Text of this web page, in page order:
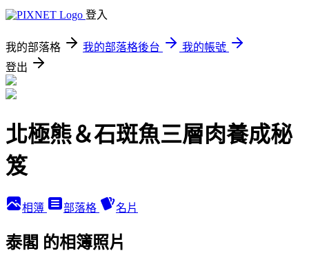
登入
我的部落格 我的部落格後台
我的帳號
登出
北極熊＆石斑魚三層肉養成秘
笈
相簿 部落格 名片
泰閣 的相簿照片